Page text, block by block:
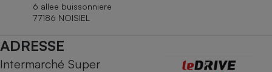
6 allee buissonniere
77186 NOISIEL
ADRESSE
Intermarché Super
Cafetière à expressos